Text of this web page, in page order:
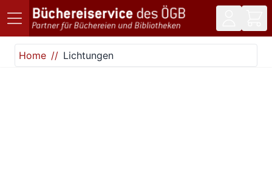
Direkt zum Inhalt
Home
Lichtungen